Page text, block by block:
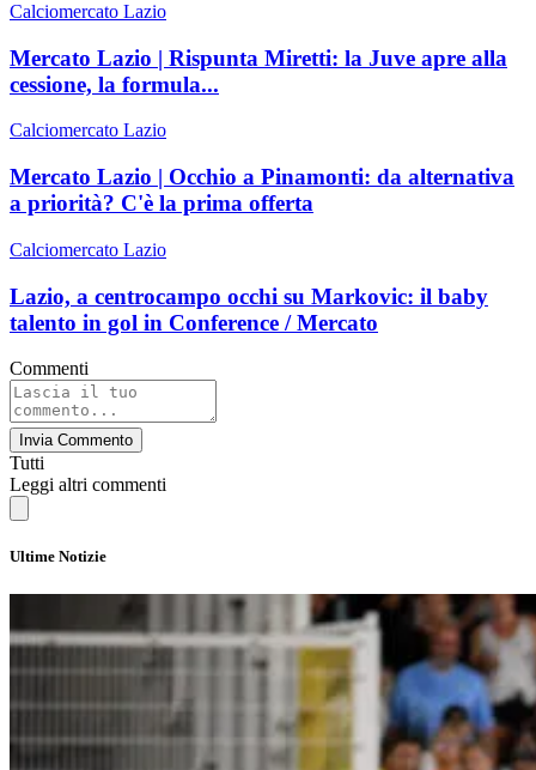
Calciomercato Lazio
Mercato Lazio | Rispunta Miretti: la Juve apre alla
cessione, la formula...
Calciomercato Lazio
Mercato Lazio | Occhio a Pinamonti: da alternativa
a priorità? C'è la prima offerta
Calciomercato Lazio
Lazio, a centrocampo occhi su Markovic: il baby
talento in gol in Conference / Mercato
Commenti
Invia Commento
Tutti
Leggi altri commenti
Ultime Notizie